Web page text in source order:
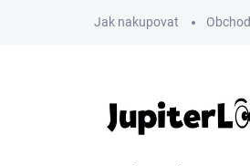
Jak nakupovat